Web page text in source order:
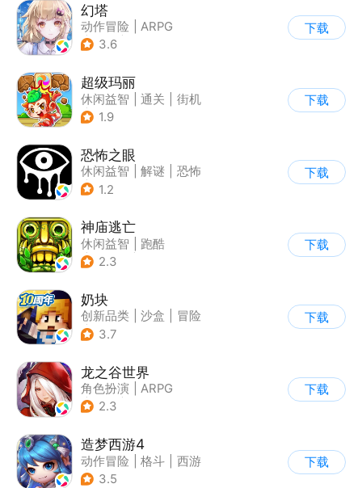
幻塔
动作冒险
ARPG
| 奇幻
3.6
下载
超级玛丽
休闲益智 通关
街机
| 儿童游戏
1.9
下载
恐怖之眼
休闲益智 解谜
恐怖
| 单机
1.2
下载
神庙逃亡
休闲益智
跑酷
| 欧美风
2.3
下载
奶块
创新品类 沙盒
冒险
| 开放世界
3.7
下载
龙之谷世界
角色扮演
ARPG
| 奇幻
2.3
下载
造梦西游4
动作冒险 格斗
西游
| 横版过关
3.5
下载